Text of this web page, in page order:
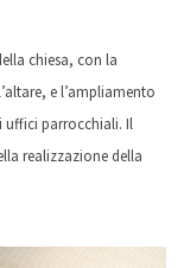
chiesa, con la
e l’ampliamento
uffici parrocchiali. Il
realizzazione della